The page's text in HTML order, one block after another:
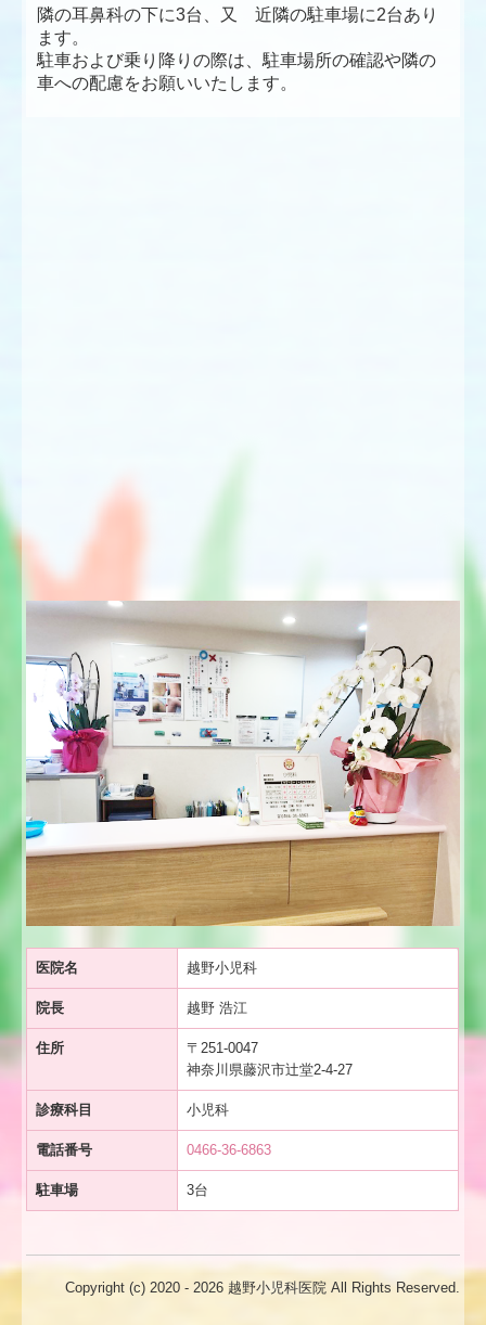
隣の耳鼻科の下に3台、又 近隣の駐車場に2台あり
ます。
駐車および乗り降りの際は、駐車場所の確認や隣の
車への配慮をお願いいたします。
医院名 越野小児科
院長 越野 浩江
住所
〒251-0047
神奈川県藤沢市辻堂2-4-27
診療科目 小児科
電話番号 0466-36-6863
駐車場 3台
Copyright (c) 2020 - 2026 越野小児科医院 All Rights Reserved.